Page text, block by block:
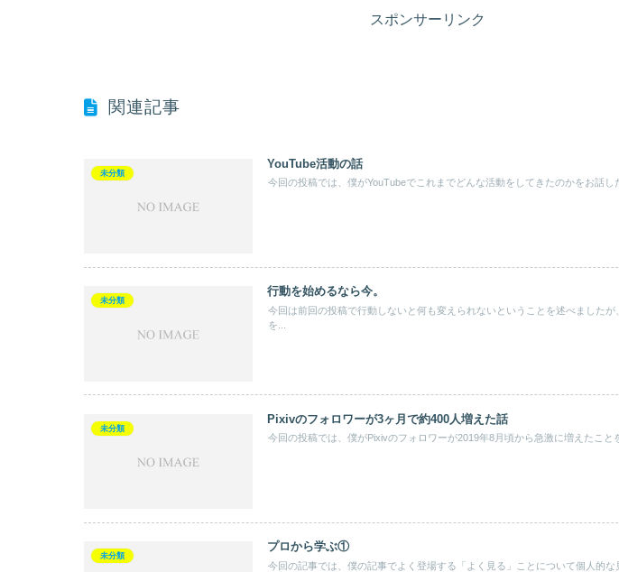
スポンサーリンク
関連記事
未分類
YouTube活動の話
今回の投稿では、僕がYouTubeでこれまでどんな活動をしてきたのかをお話し
未分類
行動を始めるなら今。
今回は前回の投稿で行動しないと何も変えられないということを述べました
を...
未分類
Pixivのフォロワーが3ヶ月で約400人増えた話
今回の投稿では、僕がPixivのフォロワーが2019年8月頃から急激に増えたこと
未分類
プロから学ぶ①
今回の記事では、僕の記事でよく登場する「よく見る」ことについて個人的